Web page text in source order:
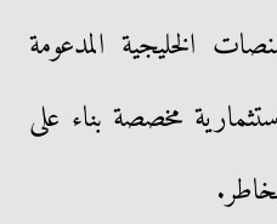
الخليجية المدعومة
مخصصة بناء على